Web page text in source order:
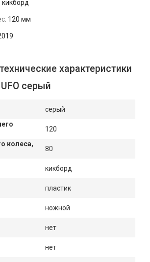
кикборд
120 мм
характеристики
серый
серый
120
колеса,
80
кикборд
пластик
ножной
нет
нет